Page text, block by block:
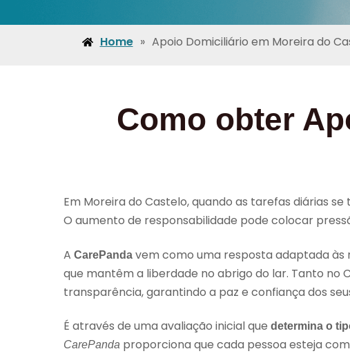
Home » Apoio Domiciliário em Moreira do
Como obter
Em Moreira do Castelo, quando as tarefas diárias
O aumento de responsabilidade pode colocar
A CarePanda vem como uma resposta adaptada às
que mantêm a liberdade no abrigo do lar. Tanto
transparência, garantindo a paz e confiança dos
É através de uma avaliação inicial que determina o
CarePanda proporciona que cada pessoa esteja